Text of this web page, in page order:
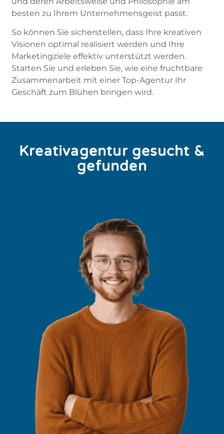
besten zu Ihrem Unternehmensgeist passt.
So können Sie sicherstellen, dass Ihre kreativen
Visionen optimal realisiert werden und Ihre
Marketingziele effektiv unterstützt werden.
Starten Sie und erleben Sie, wie eine fruchtbare
Zusammenarbeit mit einer Top-Agentur Ihr
Geschäft zum Blühen bringen wird.
Kreativagentur gesucht &
gefunden